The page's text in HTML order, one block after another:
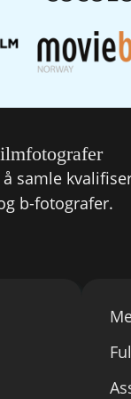
samle
b-fotografer.